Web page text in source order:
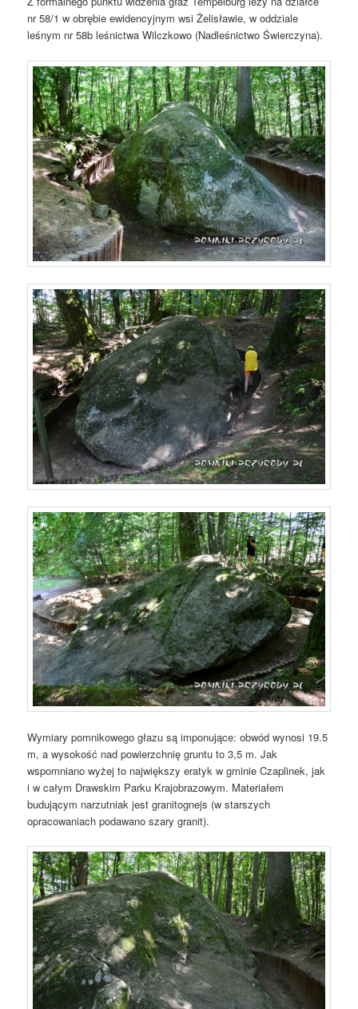
nr 58/1 w obrębie ewidencyjnym wsi Żelisławie, w oddziale
leśnym nr 58b leśnictwa Wilczkowo (Nadleśnictwo Świerczyna).
Wymiary pomnikowego głazu są imponujące: obwód wynosi 19.5
m, a wysokość nad powierzchnię gruntu to 3,5 m. Jak
wspomniano wyżej to największy eratyk w gminie Czaplinek, jak
i w całym Drawskim Parku Krajobrazowym. Materiałem
budującym narzutniak jest granitognejs (w starszych
opracowaniach podawano szary granit).